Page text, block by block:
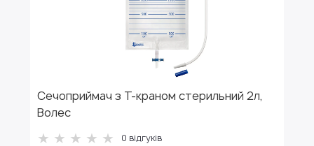
Сечоприймач з Т-краном стерильний 2л,
Волес
0 відгуків